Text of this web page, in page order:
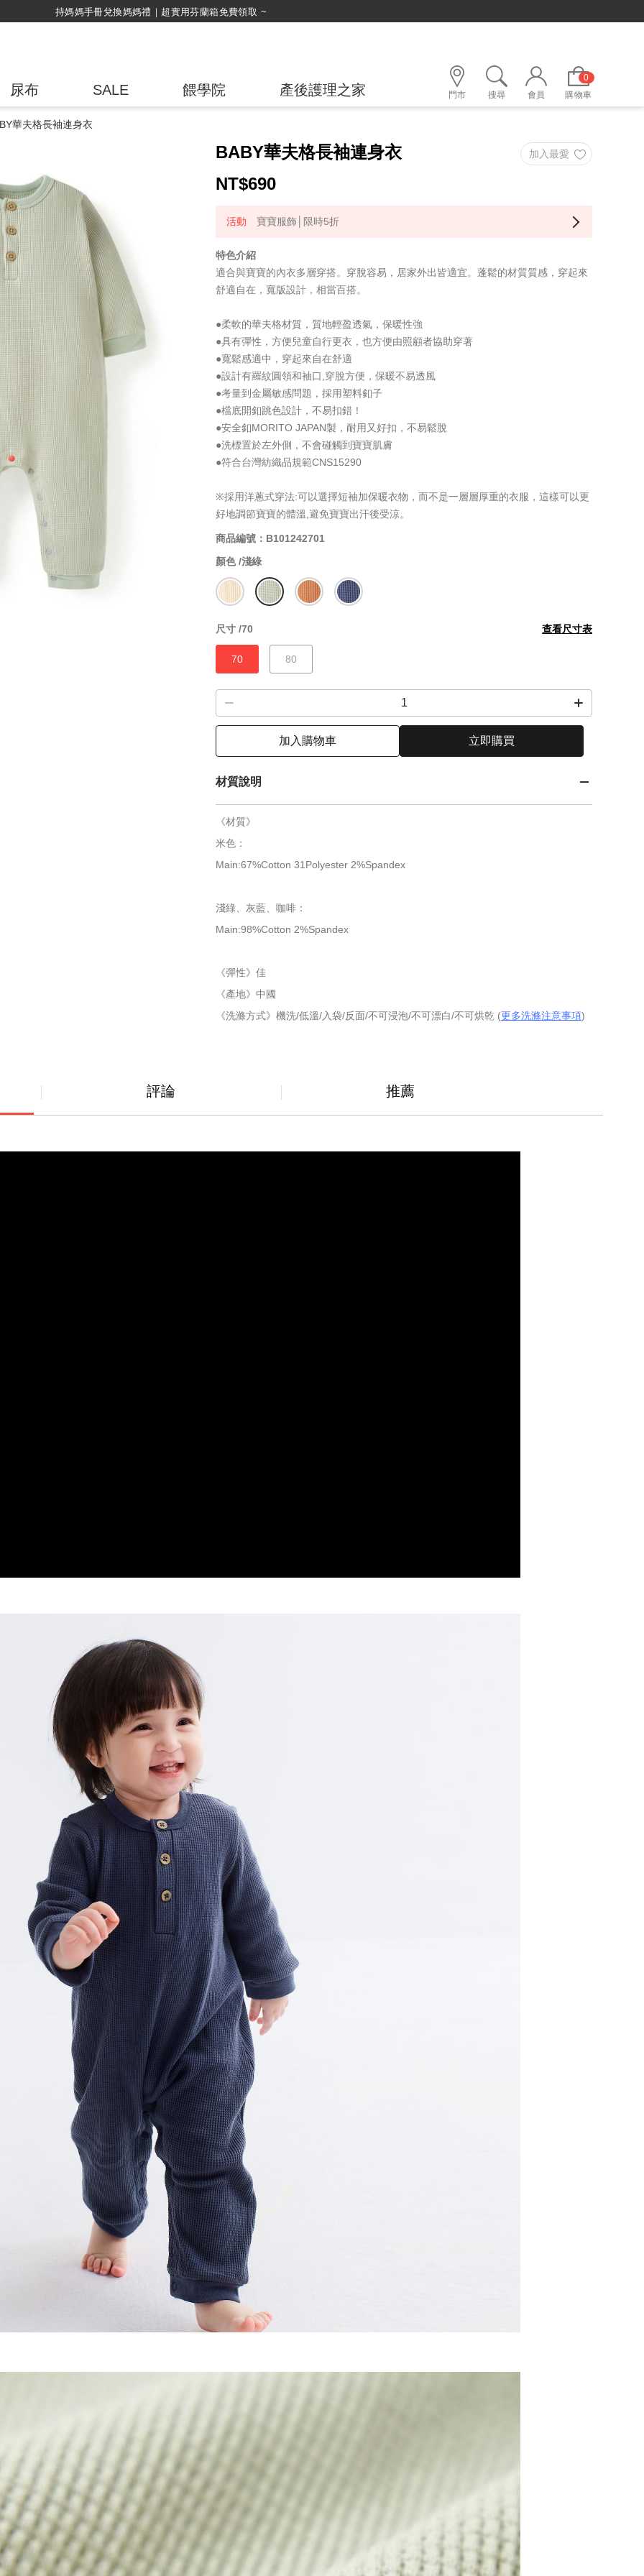
綁定LINE好友，500購物金立即折！
尿布 SALE 餵學院 產後護理之家 門市 搜尋 會員
0
購物車
華夫格長袖連身衣
BABY華夫格長袖連身衣
NT$690
寶寶服飾│限時5折
特色介紹
適合與寶寶的內衣多層穿搭。穿脫容易，居家外出皆適宜。蓬鬆的材質質感，穿起來
舒適自在，寬版設計，相當百搭。
●柔軟的華夫格材質，質地輕盈透氣，保暖性強
●具有彈性，方便兒童自行更衣，也方便由照顧者協助穿著
●寬鬆感適中，穿起來自在舒適
●設計有羅紋圓領和袖口,穿脫方便，保暖不易透風
●考量到金屬敏感問題，採用塑料釦子
●檔底開釦跳色設計，不易扣錯！
●安全釦MORITO JAPAN製，耐用又好扣，不易鬆脫
●洗標置於左外側，不會碰觸到寶寶肌膚
●符合台灣紡織品規範CNS15290
※採用洋蔥式穿法:可以選擇短袖加保暖衣物，而不是一層層厚重的衣服，這樣可以更
好地調節寶寶的體溫,避免寶寶出汗後受涼。
商品編號：B101242701
顏色 /淺綠
尺寸 /70 查看尺寸表
70 80
加入購物車 立即購買
材質說明
《材質》
米色：
Main:67%Cotton 31Polyester 2%Spandex
淺綠、灰藍、咖啡：
Main:98%Cotton 2%Spandex
《彈性》佳
《產地》中國
《洗滌方式》機洗/低溫/入袋/反面/不可浸泡/不可漂白/不可烘乾 (更多洗滌注意事項)
評論 推薦